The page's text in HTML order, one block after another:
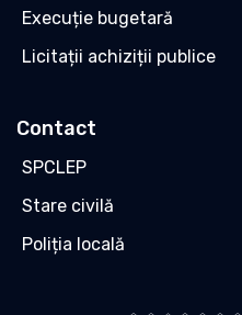
Execuție bugetară
Licitații achiziții publice
Contact
SPCLEP
Stare civilă
Poliția locală